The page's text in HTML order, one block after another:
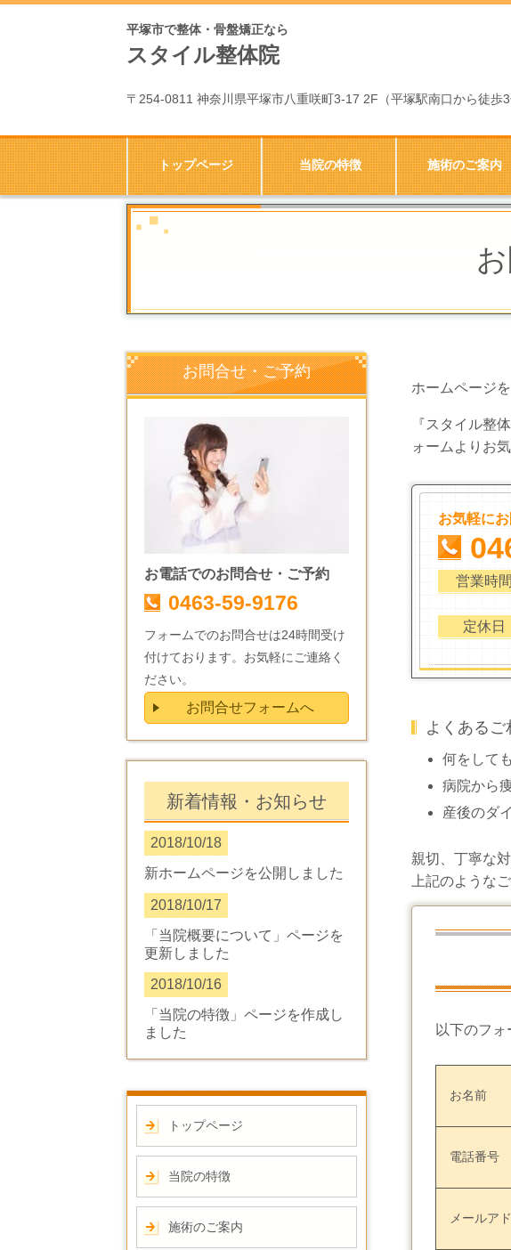
平塚市で整体・骨盤矯正なら
スタイル整体院
〒254-0811 神奈川県平塚市八重咲町3-17 2F（平塚駅南口から徒歩3
トップページ 当院の特徴 施術のご案内
ホームページ
『スタイル整
ォームよりお
お気軽に
営業時間
定休日
よくあるご
何をして
病院から
産後のダ
親切、丁寧な
上記のような
以下のフ
お名前
電話番号
メールア
お問合せ・ご予約
お電話でのお問合せ・ご予約
0463-59-9176
フォームでのお問合せは24時間受け
付けております。お気軽にご連絡く
ださい。
お問合せフォームへ
新着情報・お知らせ
2018/10/18
新ホームページを公開しました
2018/10/17
「当院概要について」ページを
更新しました
2018/10/16
「当院の特徴」ページを作成し
ました
トップページ
当院の特徴
施術のご案内